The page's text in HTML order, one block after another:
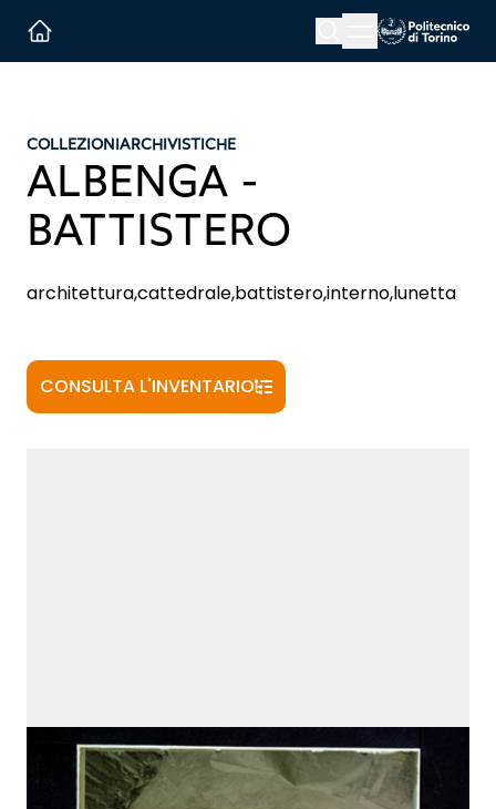
Menu button
COLLEZIONIARCHIVISTICHE
ALBENGA -
BATTISTERO
architettura,cattedrale,battistero,interno,lunetta
CONSULTA L'INVENTARIO